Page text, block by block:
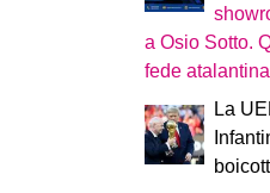
a Osio Sotto.
fede
La